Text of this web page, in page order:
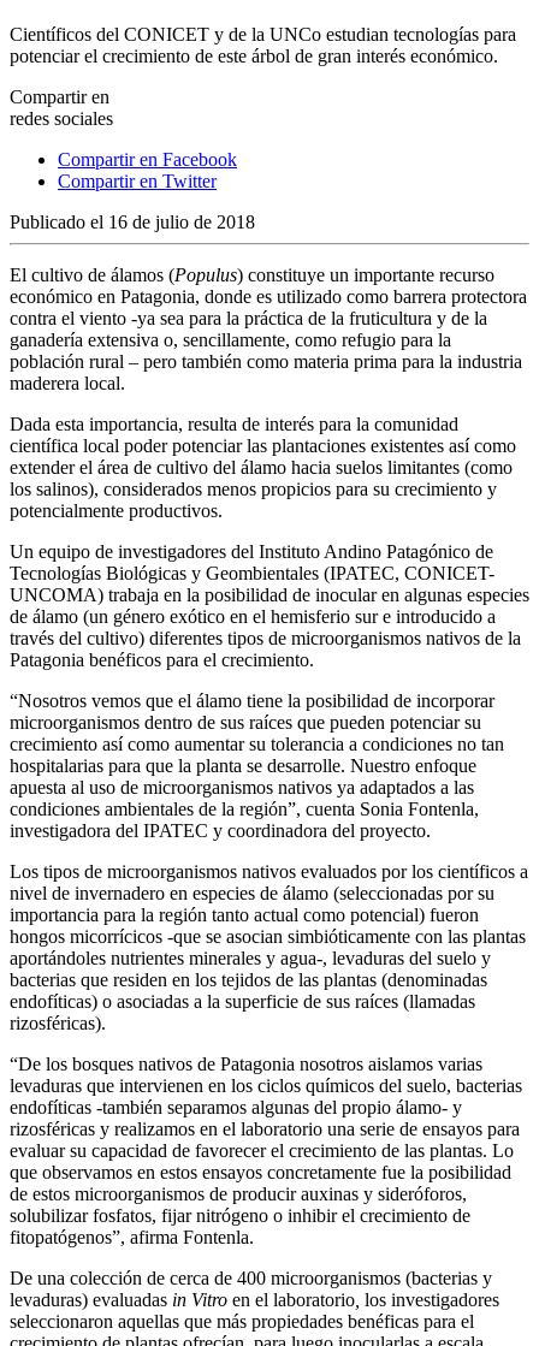
Científicos del CONICET y de la UNCo estudian tecnologías para
potenciar el crecimiento de este árbol de gran interés económico.
Compartir en
redes sociales
Compartir en Facebook
Compartir en Twitter
Publicado el 16 de julio de 2018
El cultivo de álamos (Populus) constituye un importante recurso
económico en Patagonia, donde es utilizado como barrera protectora
contra el viento -ya sea para la práctica de la fruticultura y de la
ganadería extensiva o, sencillamente, como refugio para la
población rural – pero también como materia prima para la industria
maderera local.
Dada esta importancia, resulta de interés para la comunidad
científica local poder potenciar las plantaciones existentes así como
extender el área de cultivo del álamo hacia suelos limitantes (como
los salinos), considerados menos propicios para su crecimiento y
potencialmente productivos.
Un equipo de investigadores del Instituto Andino Patagónico de
Tecnologías Biológicas y Geombientales (IPATEC, CONICET-
UNCOMA) trabaja en la posibilidad de inocular en algunas especies
de álamo (un género exótico en el hemisferio sur e introducido a
través del cultivo) diferentes tipos de microorganismos nativos de la
Patagonia benéficos para el crecimiento.
“Nosotros vemos que el álamo tiene la posibilidad de incorporar
microorganismos dentro de sus raíces que pueden potenciar su
crecimiento así como aumentar su tolerancia a condiciones no tan
hospitalarias para que la planta se desarrolle. Nuestro enfoque
apuesta al uso de microorganismos nativos ya adaptados a las
condiciones ambientales de la región”, cuenta Sonia Fontenla,
investigadora del IPATEC y coordinadora del proyecto.
Los tipos de microorganismos nativos evaluados por los científicos a
nivel de invernadero en especies de álamo (seleccionadas por su
importancia para la región tanto actual como potencial) fueron
hongos micorrícicos -que se asocian simbióticamente con las plantas
aportándoles nutrientes minerales y agua-, levaduras del suelo y
bacterias que residen en los tejidos de las plantas (denominadas
endofíticas) o asociadas a la superficie de sus raíces (llamadas
rizosféricas).
“De los bosques nativos de Patagonia nosotros aislamos varias
levaduras que intervienen en los ciclos químicos del suelo, bacterias
endofíticas -también separamos algunas del propio álamo- y
rizosféricas y realizamos en el laboratorio una serie de ensayos para
evaluar su capacidad de favorecer el crecimiento de las plantas. Lo
que observamos en estos ensayos concretamente fue la posibilidad
de estos microorganismos de producir auxinas y sideróforos,
solubilizar fosfatos, fijar nitrógeno o inhibir el crecimiento de
fitopatógenos”, afirma Fontenla.
De una colección de cerca de 400 microorganismos (bacterias y
levaduras) evaluadas in Vitro en el laboratorio los investigadores
seleccionaron aquellas que más propiedades benéficas para el